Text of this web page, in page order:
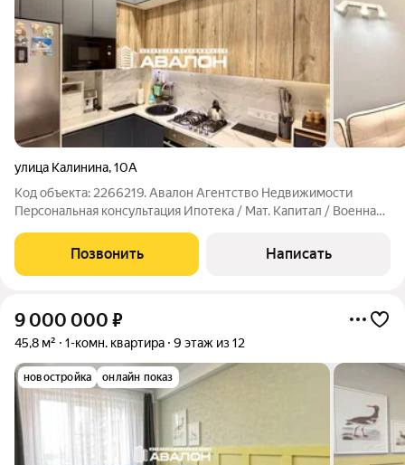
улица Калинина,10А
Код объекта: 2266219. Авалон Агентство Недвижимости
Персональная консультация Ипотека / Мат. Капитал / Военная
ремонтом, мебелью и техникой в городе - курорте
Кисловодск. Уютная однокомнатная квартира
Позвонить Написать
9 000 000 ₽
45,8 м² 1-комн. квартира 9 этаж из 12
новостройка онлайн показ